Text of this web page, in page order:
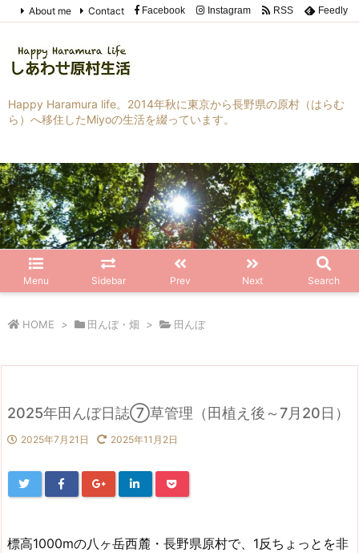
Happy Haramura life。2014年秋に東京から長野県の原村（はらむ
ら）へ移住したMiyoの生活を綴っています。
Menu Sidebar Prev Next Search
About me Contact Facebook Instagram RSS Feedly
HOME > 田んぼ・畑 > 田んぼ
2025年田んぼ日誌⑦草管理（田植え後～7月20日）
2025年7月21日 2025年11月2日
標高1000mの八ヶ岳西麓・長野県原村で、1反ちょっとを非